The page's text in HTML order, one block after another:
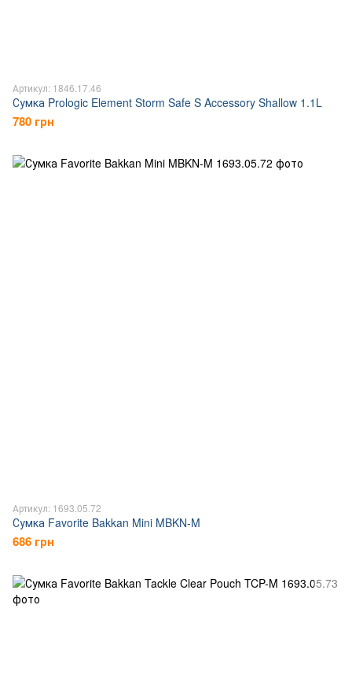
Артикул: 1846.17.46
Сумка Prologic Element Storm Safe S Accessory Shallow 1.1L
780 грн
Артикул: 1693.05.72
Сумка Favorite Bakkan Mini MBKN-M
686 грн